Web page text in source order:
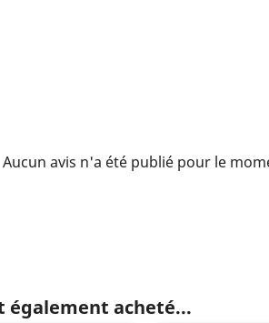
Aucun avis n'a été publié pour le
également acheté...